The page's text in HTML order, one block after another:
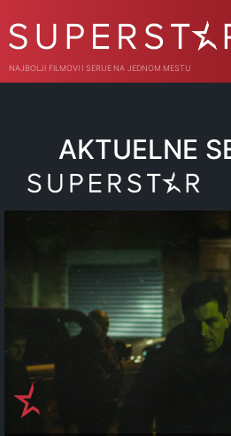
NAJBOLJI FILMOVI I SERIJE NA JEDNOM MESTU
AKTUELNE